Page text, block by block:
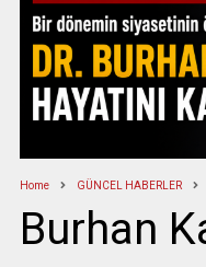
Home GÜNCEL HABERLER
Burhan